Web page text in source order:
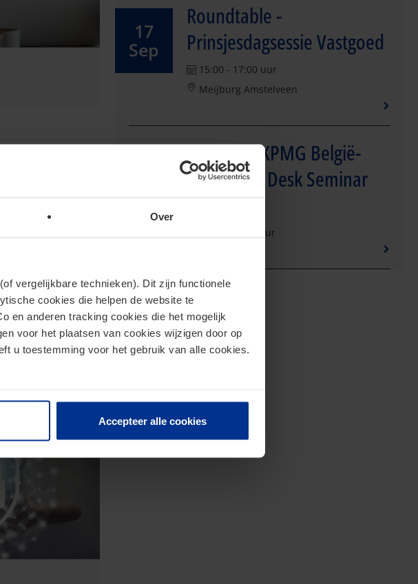
Over
vergelijkbare technieken). Dit zijn functionele
cookies die helpen de website te
en anderen tracking cookies die het mogelijk
voor het plaatsen van cookies wijzigen door op
u toestemming voor het gebruik van alle cookies.
Accepteer alle cookies
17
Sep
Roundtable -
Prinsjesdagsessie Vastgoed
15:00 - 17:00 uur
Meijburg Amstelveen
Seminar - KPMG België-
Nederland Desk Seminar
09:30 - 13:30 uur